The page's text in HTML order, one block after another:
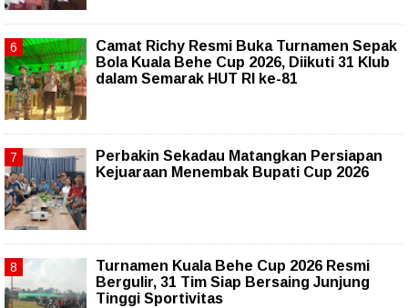
Camat Richy Resmi Buka Turnamen Sepak
Bola Kuala Behe Cup 2026, Diikuti 31 Klub
dalam Semarak HUT RI ke-81
Perbakin Sekadau Matangkan Persiapan
Kejuaraan Menembak Bupati Cup 2026
Turnamen Kuala Behe Cup 2026 Resmi
Bergulir, 31 Tim Siap Bersaing Junjung
Tinggi Sportivitas